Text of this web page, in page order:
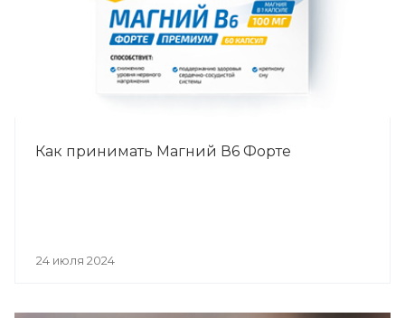
Как принимать Магний В6 Форте
24 июля 2024